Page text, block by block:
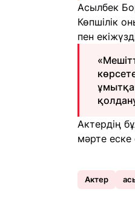
Асылбек
Көпшілік
пен
Актердің
мәрте еске
Актер